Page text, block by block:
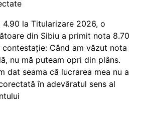
4.90 la Titularizare 2026, o
din Sibiu a primit nota 8.70
contestație: Când am văzut nota
nu mă puteam opri din plâns.
dat seama că lucrarea mea nu a
în adevăratul sens al